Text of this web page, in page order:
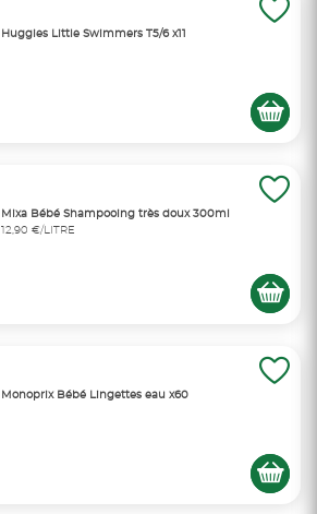
Huggies Little Swimmers T5/6 x11
Mixa Bébé Shampooing très doux 300ml
12,90 €/LITRE
Monoprix Bébé Lingettes eau x60